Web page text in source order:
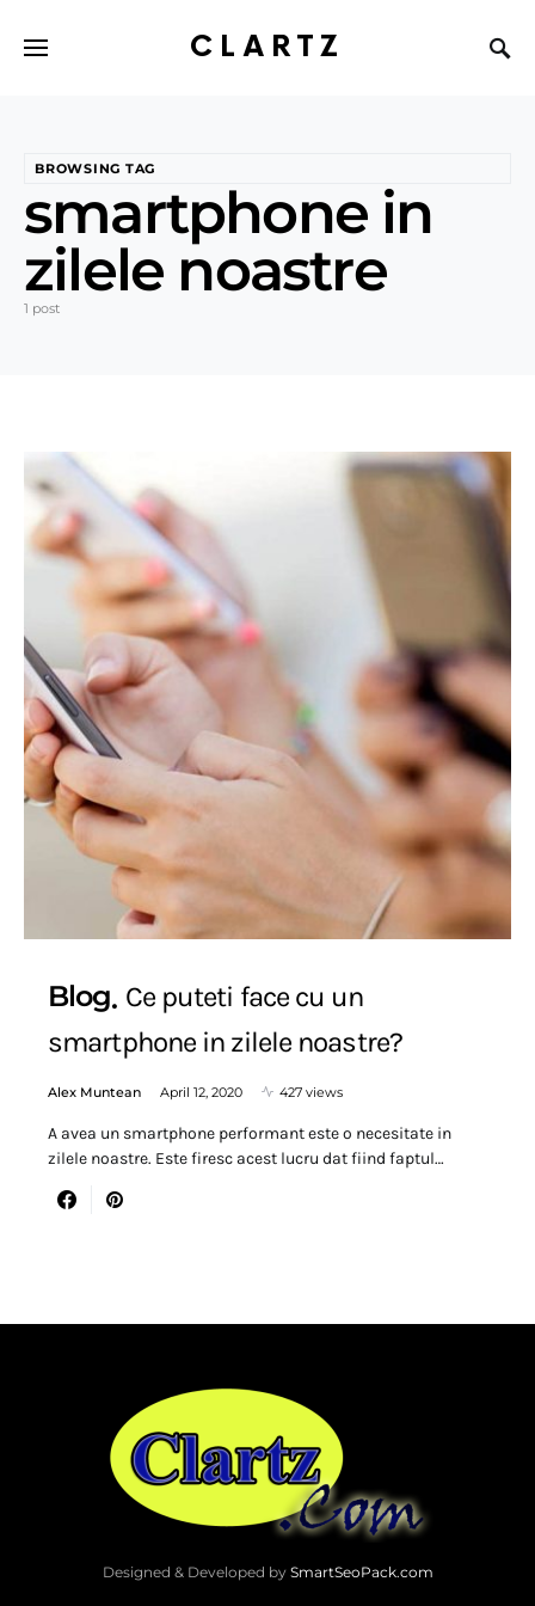
CLARTZ
BROWSING TAG
smartphone in
zilele noastre
1 post
Blog Ce puteti face cu un
smartphone in zilele noastre?
Alex Muntean April 12, 2020 427 views
A avea un smartphone performant este o necesitate in
zilele noastre. Este firesc acest lucru dat fiind faptul…
Designed & Developed by SmartSeoPack.com